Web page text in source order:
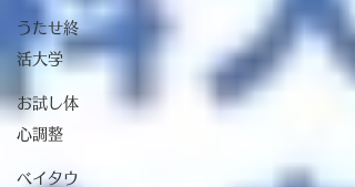
うたせ終
活大学
お試し体
心調整
ベイタウ